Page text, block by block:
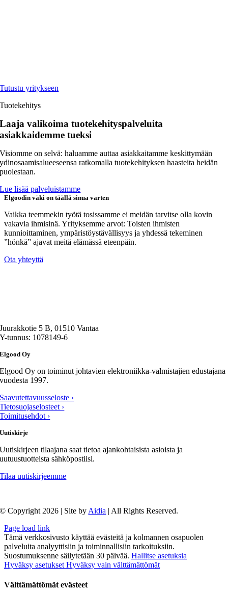
Tutustu yritykseen
Tuotekehitys
Laaja valikoima tuotekehityspalveluita
asiakkaidemme tueksi
Visiomme on selvä: haluamme auttaa asiakkaitamme keskittymään
ydinosaamisalueeseensa ratkomalla tuotekehityksen haasteita heidän
puolestaan.
Lue lisää palveluistamme
Elgoodin väki on täällä sinua varten
Vaikka teemmekin työtä tosissamme ei meidän tarvitse olla kovin
vakavia ihmisinä. Yrityksemme arvot: Toisten ihmisten
kunnioittaminen, ympäristöystävällisyys ja yhdessä tekeminen
”hönkä” ajavat meitä elämässä eteenpäin.
Ota yhteyttä
Juurakkotie 5 B, 01510 Vantaa
Y-tunnus: 1078149-6
Elgood Oy
Elgood Oy on toiminut johtavien elektroniikka-valmistajien edustajana
vuodesta 1997.
Saavutettavuusseloste ›
Tietosuojaselosteet ›
Toimitusehdot ›
Uutiskirje
Uutiskirjeen tilaajana saat tietoa ajankohtaisista asioista ja
uutuustuotteista sähköpostiisi.
Tilaa uutiskirjeemme
© Copyright 2026 | Site by Aidia | All Rights Reserved.
Page load link
Tämä verkkosivusto käyttää evästeitä ja kolmannen osapuolen
palveluita analyyttisiin ja toiminnallisiin tarkoituksiin.
Suostumuksenne säilytetään 30 päivää. Hallitse asetuksia
Hyväksy asetukset Hyväksy vain välttämättömät
Välttämättömät evästeet